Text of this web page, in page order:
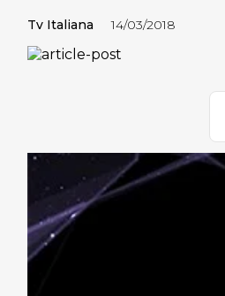
Tv Italiana 14/03/2018